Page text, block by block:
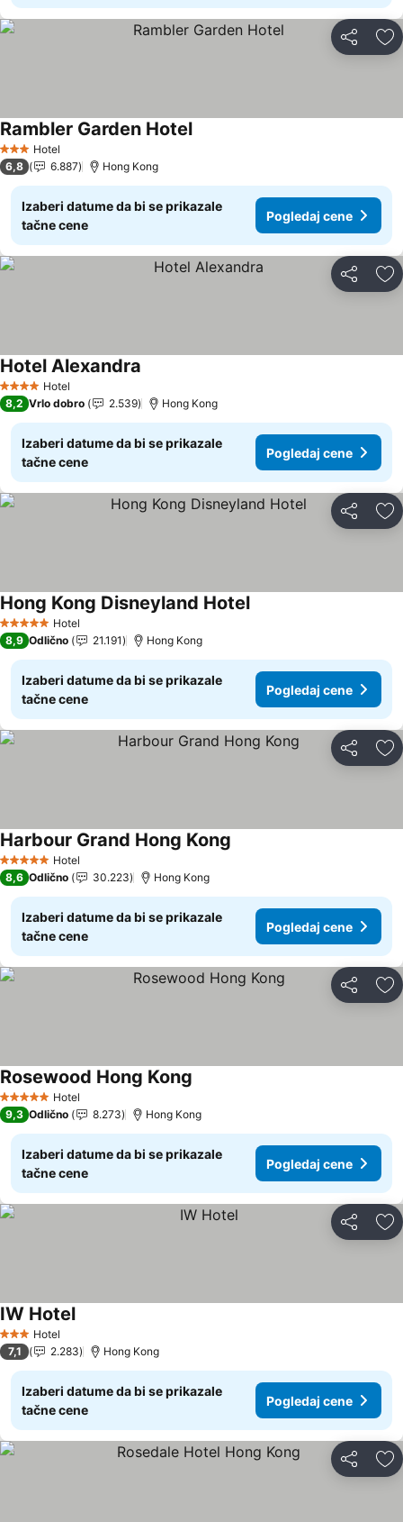
Deli
3 Zvezdice
Hotel
Rambler Garden HotelPogledaj cene
6,8 6.887 Hong Kong
Izaberi datume da bi se prikazale
tačne cene
Pogledaj cene
Deli
4 ZvezdiceHotel
Hotel Alexandra
8,2 Vrlo dobro 2.539 Hong Kong
Izaberi datume da bi se prikazale
tačne cene
Pogledaj cene
Deli
5 ZvezdiceHotel
Hong Kong Disneyland HotelPogledaj cene
8,9 Odlično 21.191 Hong Kong
Izaberi datume da bi se prikazale
tačne cene
Pogledaj cene
Deli
5 ZvezdiceHotel
Harbour Grand Hong Kong
8,6 Odlično 30.223 Hong Kong
Izaberi datume da bi se prikazale
tačne cene
Pogledaj cene
Deli
5 ZvezdiceHotel
Rosewood Hong Kong
9,3 Odlično 8.273 Hong Kong
Izaberi datume da bi se prikazale
tačne cene
Pogledaj cene
Deli
3 Zvezdice
Hotel
IW HotelPogledaj cene
7,1 2.283 Hong Kong
Izaberi datume da bi se prikazale
tačne cene
Pogledaj cene
Deli